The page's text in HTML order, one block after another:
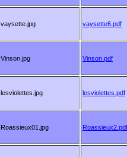
vaysette.jpg vaysette6.pdf
Vinson.jpg Vinson.pdf
lesviolettes.jpg lesviolettes.pdf
Roassieux01.jpg Roassieux2.pdf